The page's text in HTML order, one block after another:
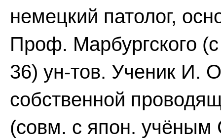
немецкий патолог,
Проф. Марбургского
36) ун-тов. Ученик И.
собственной
(совм. с япон. учёным